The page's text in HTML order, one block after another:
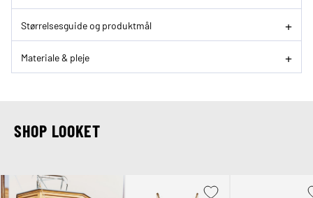
Størrelsesguide og produktmål
Materiale & pleje
SHOP LOOKET